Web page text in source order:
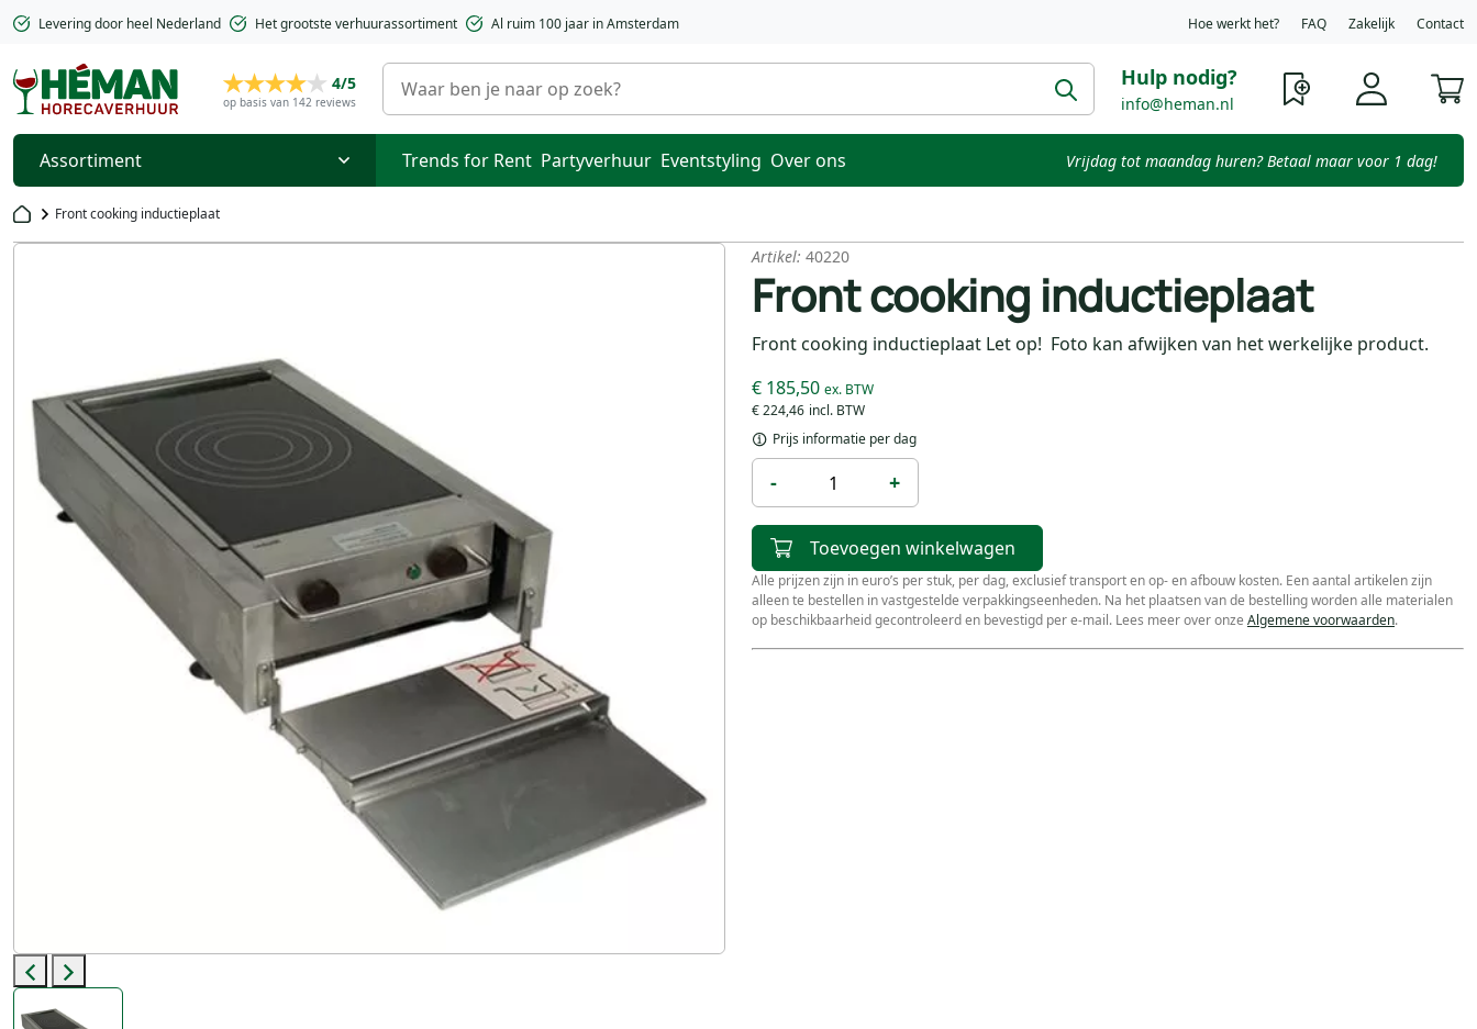
Levering door heel Nederland Het grootste verhuurassortiment Al ruim 100 jaar in Amsterdam Hoe werkt het? FAQ Zakelijk Contact
4/5
op basis van 142 reviews
Hulp nodig?
info@heman.nl
Assortiment Trends for Rent Partyverhuur Eventstyling Over ons Vrijdag tot maandag huren? Betaal maar voor 1 dag!
Front cooking inductieplaat
Previous
Next
Artikel: 40220
Front cooking inductieplaat
Front cooking inductieplaat Let op! Foto kan afwijken van het werkelijke product.
€ 224,46
€ 185,50
Prijs informatie per dag
- +
Toevoegen winkelwagen
Alle prijzen zijn in euro’s per stuk, per dag, exclusief transport en op- en afbouw kosten. Een aantal artikelen zijn
alleen te bestellen in vastgestelde verpakkingseenheden. Na het plaatsen van de bestelling worden alle materialen
op beschikbaarheid gecontroleerd en bevestigd per e-mail. Lees meer over onze Algemene voorwaarden.